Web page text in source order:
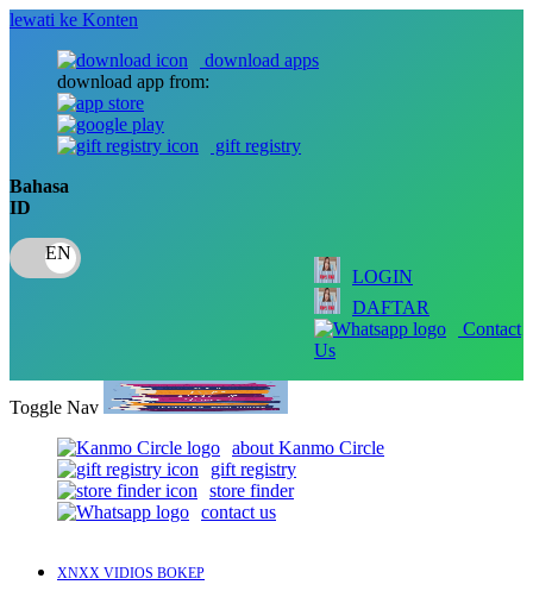
lewati ke Konten
download apps
download app from:
gift registry
Bahasa
ID
LOGIN
DAFTAR
Contact
Us
Toggle Nav
about Kanmo Circle
gift registry
store finder
contact us
XNXX VIDIOS BOKEP